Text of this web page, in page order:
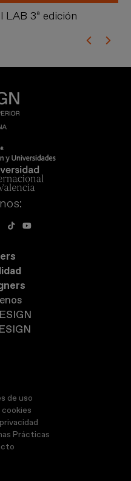
LAB 3ª edición
de uso
Prácticas